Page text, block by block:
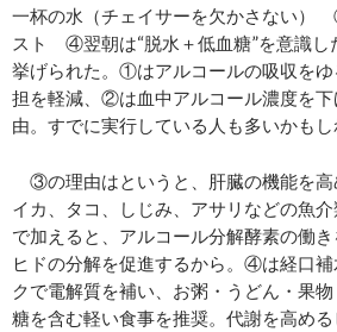
一杯の水（チェイサーを欠かさない）
スト ④翌朝は“脱水＋低血糖”を意識
挙げられた。①はアルコールの吸収をゆ
担を軽減、②は血中アルコール濃度を
由。すでに実行している人も多いかもし
③の理由はというと、肝臓の機能を高
イカ、タコ、しじみ、アサリなどの魚
で加えると、アルコール分解酵素の働
ヒドの分解を促進するから。④は経口
クで電解質を補い、お粥・うどん・果
糖を含む軽い食事を推奨。代謝を高め